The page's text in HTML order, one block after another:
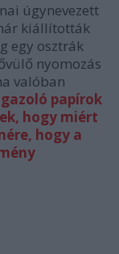
úgynevezett
kiállították
egy osztrák
nyomozás
valóban
papírok
hogy miért
hogy a